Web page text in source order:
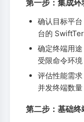
第一步：集成环
确认目标平
台的
确定终端用
受限命令环境
评估性能需求
并发终端数量
第二步：基础终